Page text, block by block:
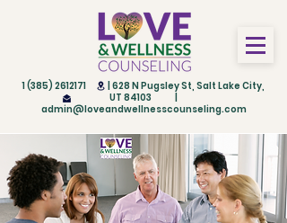
1 (385) 2612171 | 628 N Pugsley St, Salt Lake City,
UT 84103 |
admin@loveandwellnesscounseling.com